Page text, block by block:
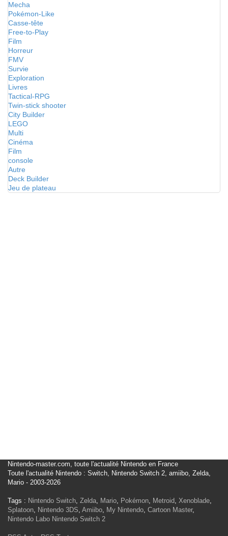
Mecha
Pokémon-Like
Casse-tête
Free-to-Play
Film
Horreur
FMV
Survie
Exploration
Livres
Tactical-RPG
Twin-stick shooter
City Builder
LEGO
Multi
Cinéma
Film
console
Autre
Deck Builder
Jeu de plateau
Nintendo-master.com, toute l'actualité Nintendo en France
Toute l'actualité Nintendo : Switch, Nintendo Switch 2, amiibo, Zelda,
Mario - 2003-2026
Tags : Nintendo Switch, Zelda, Mario, Pokémon, Metroid, Xenoblade,
Splatoon, Nintendo 3DS, Amiibo, My Nintendo, Cartoon Master,
Nintendo Labo Nintendo Switch 2